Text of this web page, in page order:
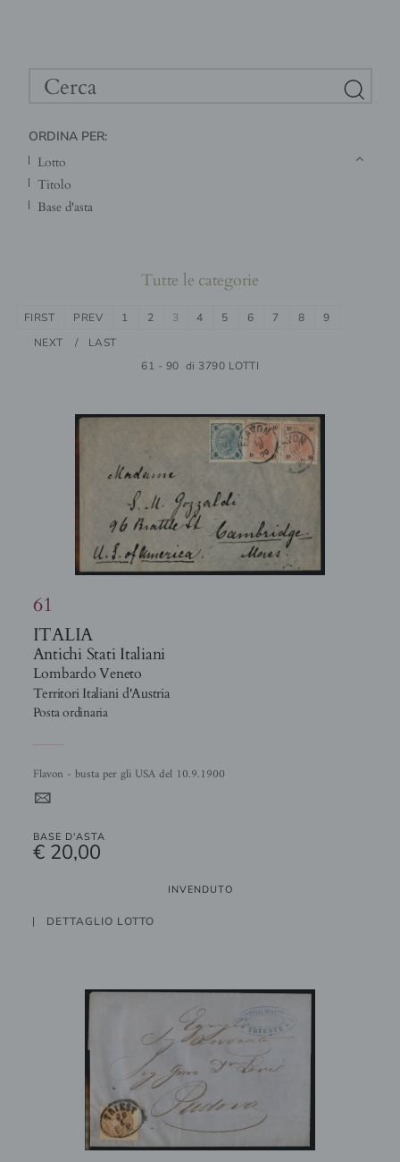
ORDINA PER:
lotto
titolo
base d'asta
Tutte le categorie
61 - 90 di 3790 LOTTI
FIRST PREV 1 2 3 4 5 6 7 8
9
NEXT
LAST
61
ITALIA
Antichi Stati Italiani
Lombardo Veneto
Territori Italiani d'Austria
Posta ordinaria
Flavon - busta per gli USA del 10.9.1900
4
BASE D'ASTA
€ 20,00
INVENDUTO
DETTAGLIO LOTTO